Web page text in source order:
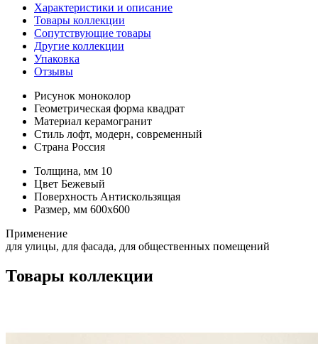
Характеристики и описание
Товары коллекции
Сопутствующие товары
Другие коллекции
Упаковка
Отзывы
Рисунок моноколор
Геометрическая форма квадрат
Материал керамогранит
Стиль лофт, модерн, современный
Страна Россия
Толщина, мм 10
Цвет Бежевый
Поверхность Антискользящая
Размер, мм 600х600
Применение
для улицы, для фасада, для общественных помещений
Товары коллекции